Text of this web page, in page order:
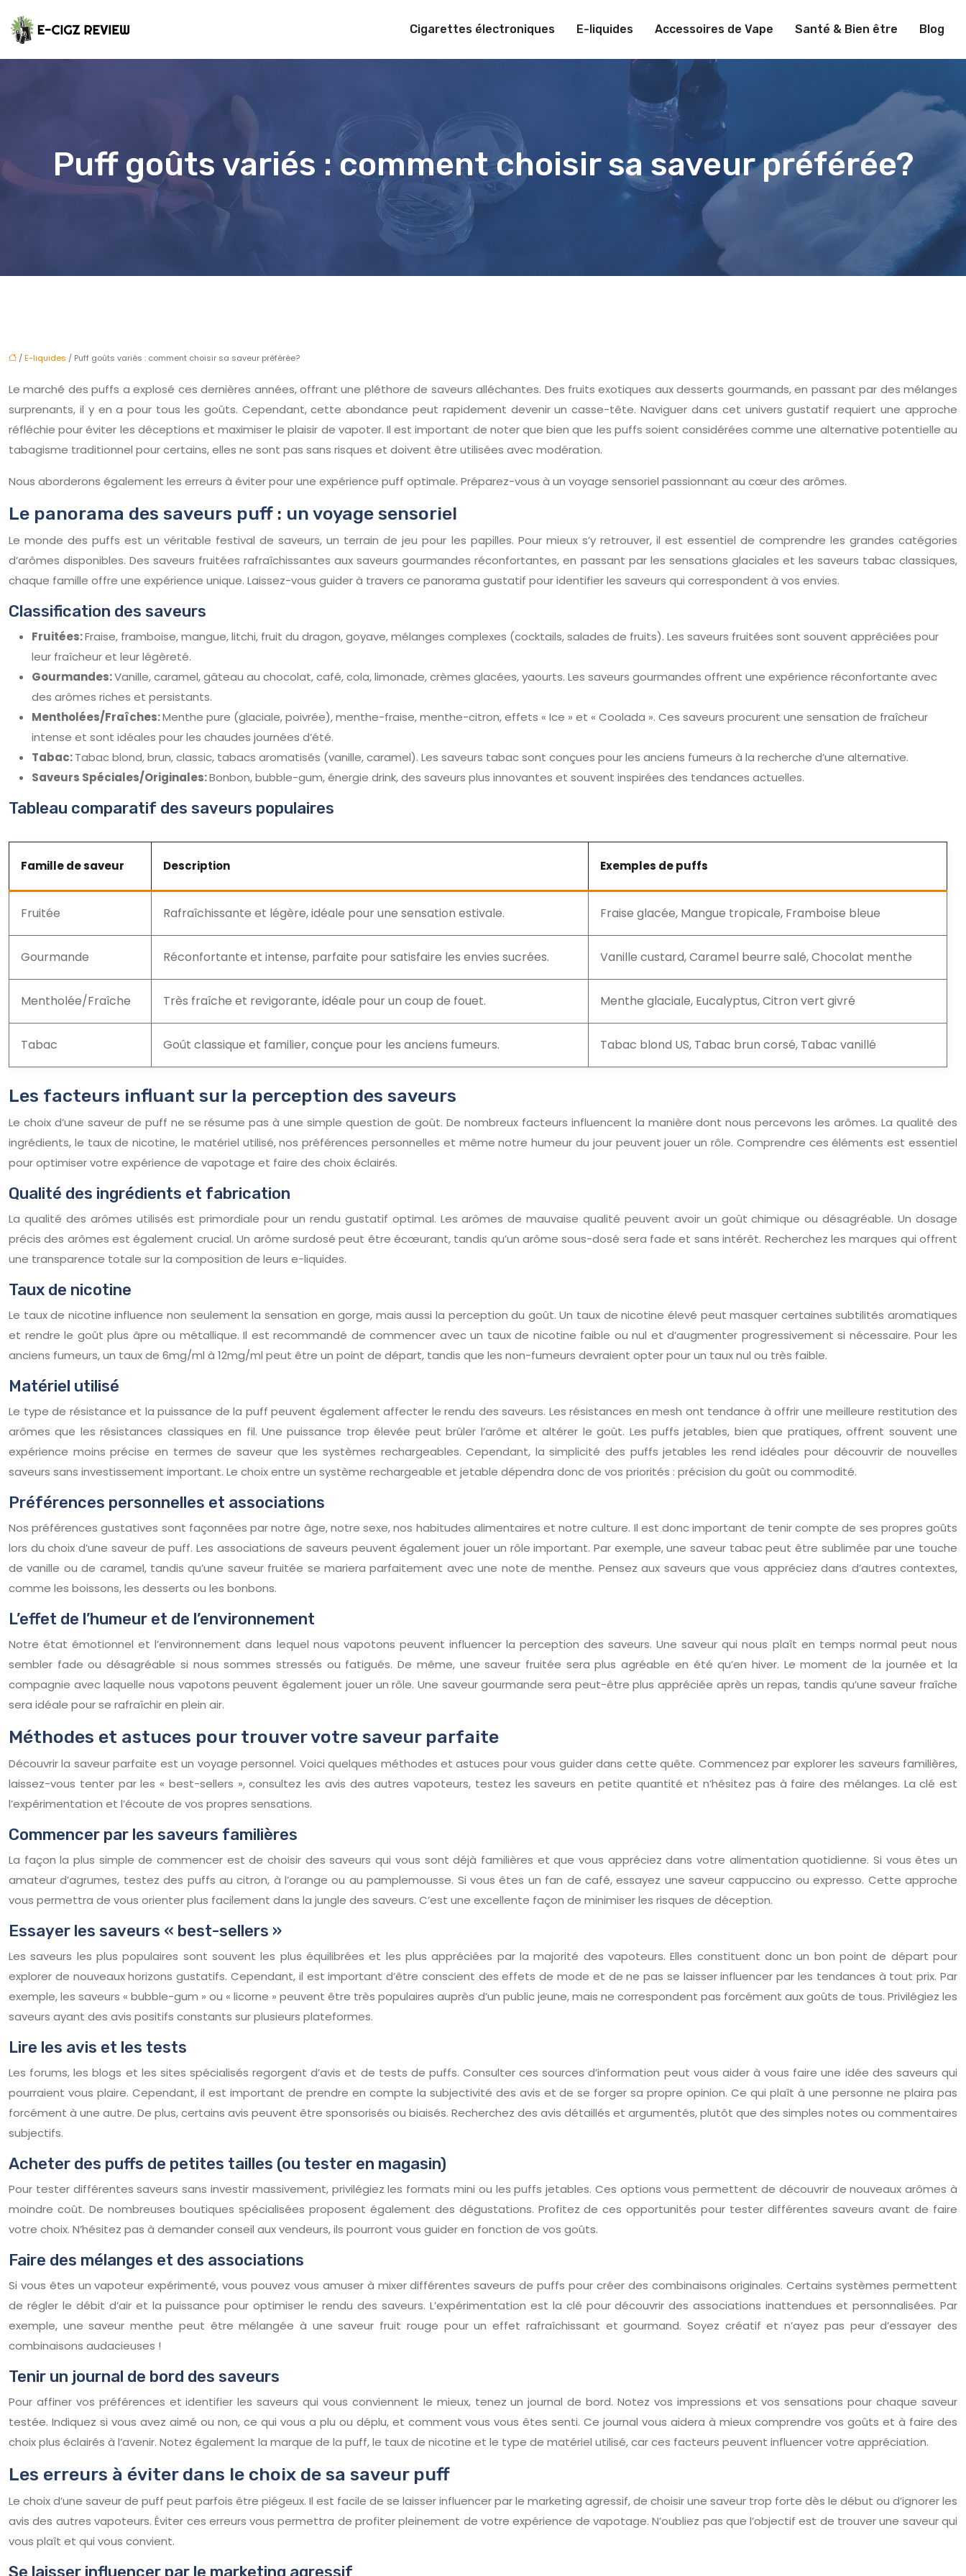
Cigarettes électroniques E-liquides Accessoires de Vape Santé & Bien être Blog
Puff goûts variés : comment choisir sa saveur préférée?
/E-liquides / Puff goûts variés : comment choisir sa saveur préférée?
Le marché des puffs a explosé ces dernières années, offrant une pléthore de saveurs alléchantes. Des fruits exotiques aux desserts gourmands, en passant par des mélanges
surprenants, il y en a pour tous les goûts. Cependant, cette abondance peut rapidement devenir un casse-tête. Naviguer dans cet univers gustatif requiert une approche
réfléchie pour éviter les déceptions et maximiser le plaisir de vapoter. Il est important de noter que bien que les puffs soient considérées comme une alternative potentielle au
tabagisme traditionnel pour certains, elles ne sont pas sans risques et doivent être utilisées avec modération.
Nous aborderons également les erreurs à éviter pour une expérience puff optimale. Préparez-vous à un voyage sensoriel passionnant au cœur des arômes.
Le panorama des saveurs puff : un voyage sensoriel
Le monde des puffs est un véritable festival de saveurs, un terrain de jeu pour les papilles. Pour mieux s’y retrouver, il est essentiel de comprendre les grandes catégories
d’arômes disponibles. Des saveurs fruitées rafraîchissantes aux saveurs gourmandes réconfortantes, en passant par les sensations glaciales et les saveurs tabac classiques,
chaque famille offre une expérience unique. Laissez-vous guider à travers ce panorama gustatif pour identifier les saveurs qui correspondent à vos envies.
Classification des saveurs
Fruitées:Fraise, framboise, mangue, litchi, fruit du dragon, goyave, mélanges complexes (cocktails, salades de fruits). Les saveurs fruitées sont souvent appréciées pour
leur fraîcheur et leur légèreté.
Gourmandes:Vanille, caramel, gâteau au chocolat, café, cola, limonade, crèmes glacées, yaourts. Les saveurs gourmandes offrent une expérience réconfortante avec
des arômes riches et persistants.
Mentholées/Fraîches:Menthe pure (glaciale, poivrée), menthe-fraise, menthe-citron, effets « Ice » et « Coolada ». Ces saveurs procurent une sensation de fraîcheur
intense et sont idéales pour les chaudes journées d’été.
Tabac:Tabac blond, brun, classic, tabacs aromatisés (vanille, caramel). Les saveurs tabac sont conçues pour les anciens fumeurs à la recherche d’une alternative.
Saveurs Spéciales/Originales:Bonbon, bubble-gum, énergie drink, des saveurs plus innovantes et souvent inspirées des tendances actuelles.
Tableau comparatif des saveurs populaires
Famille de saveur Description Exemples de puffs
Fruitée Rafraîchissante et légère, idéale pour une sensation estivale. Fraise glacée, Mangue tropicale, Framboise bleue
Gourmande Réconfortante et intense, parfaite pour satisfaire les envies sucrées. Vanille custard, Caramel beurre salé, Chocolat menthe
Mentholée/Fraîche Très fraîche et revigorante, idéale pour un coup de fouet. Menthe glaciale, Eucalyptus, Citron vert givré
Tabac Goût classique et familier, conçue pour les anciens fumeurs. Tabac blond US, Tabac brun corsé, Tabac vanillé
Les facteurs influant sur la perception des saveurs
Le choix d’une saveur de puff ne se résume pas à une simple question de goût. De nombreux facteurs influencent la manière dont nous percevons les arômes. La qualité des
ingrédients, le taux de nicotine, le matériel utilisé, nos préférences personnelles et même notre humeur du jour peuvent jouer un rôle. Comprendre ces éléments est essentiel
pour optimiser votre expérience de vapotage et faire des choix éclairés.
Qualité des ingrédients et fabrication
La qualité des arômes utilisés est primordiale pour un rendu gustatif optimal. Les arômes de mauvaise qualité peuvent avoir un goût chimique ou désagréable. Un dosage
précis des arômes est également crucial. Un arôme surdosé peut être écœurant, tandis qu’un arôme sous-dosé sera fade et sans intérêt. Recherchez les marques qui offrent
une transparence totale sur la composition de leurs e-liquides.
Taux de nicotine
Le taux de nicotine influence non seulement la sensation en gorge, mais aussi la perception du goût. Un taux de nicotine élevé peut masquer certaines subtilités aromatiques
et rendre le goût plus âpre ou métallique. Il est recommandé de commencer avec un taux de nicotine faible ou nul et d’augmenter progressivement si nécessaire. Pour les
anciens fumeurs, un taux de 6mg/ml à 12mg/ml peut être un point de départ, tandis que les non-fumeurs devraient opter pour un taux nul ou très faible.
Matériel utilisé
Le type de résistance et la puissance de la puff peuvent également affecter le rendu des saveurs. Les résistances en mesh ont tendance à offrir une meilleure restitution des
arômes que les résistances classiques en fil. Une puissance trop élevée peut brûler l’arôme et altérer le goût. Les puffs jetables, bien que pratiques, offrent souvent une
expérience moins précise en termes de saveur que les systèmes rechargeables. Cependant, la simplicité des puffs jetables les rend idéales pour découvrir de nouvelles
saveurs sans investissement important. Le choix entre un système rechargeable et jetable dépendra donc de vos priorités : précision du goût ou commodité.
Préférences personnelles et associations
Nos préférences gustatives sont façonnées par notre âge, notre sexe, nos habitudes alimentaires et notre culture. Il est donc important de tenir compte de ses propres goûts
lors du choix d’une saveur de puff. Les associations de saveurs peuvent également jouer un rôle important. Par exemple, une saveur tabac peut être sublimée par une touche
de vanille ou de caramel, tandis qu’une saveur fruitée se mariera parfaitement avec une note de menthe. Pensez aux saveurs que vous appréciez dans d’autres contextes,
comme les boissons, les desserts ou les bonbons.
L’effet de l’humeur et de l’environnement
Notre état émotionnel et l’environnement dans lequel nous vapotons peuvent influencer la perception des saveurs. Une saveur qui nous plaît en temps normal peut nous
sembler fade ou désagréable si nous sommes stressés ou fatigués. De même, une saveur fruitée sera plus agréable en été qu’en hiver. Le moment de la journée et la
compagnie avec laquelle nous vapotons peuvent également jouer un rôle. Une saveur gourmande sera peut-être plus appréciée après un repas, tandis qu’une saveur fraîche
sera idéale pour se rafraîchir en plein air.
Méthodes et astuces pour trouver votre saveur parfaite
Découvrir la saveur parfaite est un voyage personnel. Voici quelques méthodes et astuces pour vous guider dans cette quête. Commencez par explorer les saveurs familières,
laissez-vous tenter par les « best-sellers », consultez les avis des autres vapoteurs, testez les saveurs en petite quantité et n’hésitez pas à faire des mélanges. La clé est
l’expérimentation et l’écoute de vos propres sensations.
Commencer par les saveurs familières
La façon la plus simple de commencer est de choisir des saveurs qui vous sont déjà familières et que vous appréciez dans votre alimentation quotidienne. Si vous êtes un
amateur d’agrumes, testez des puffs au citron, à l’orange ou au pamplemousse. Si vous êtes un fan de café, essayez une saveur cappuccino ou expresso. Cette approche
vous permettra de vous orienter plus facilement dans la jungle des saveurs. C’est une excellente façon de minimiser les risques de déception.
Essayer les saveurs « best-sellers »
Les saveurs les plus populaires sont souvent les plus équilibrées et les plus appréciées par la majorité des vapoteurs. Elles constituent donc un bon point de départ pour
explorer de nouveaux horizons gustatifs. Cependant, il est important d’être conscient des effets de mode et de ne pas se laisser influencer par les tendances à tout prix. Par
exemple, les saveurs « bubble-gum » ou « licorne » peuvent être très populaires auprès d’un public jeune, mais ne correspondent pas forcément aux goûts de tous. Privilégiez les
saveurs ayant des avis positifs constants sur plusieurs plateformes.
Lire les avis et les tests
Les forums, les blogs et les sites spécialisés regorgent d’avis et de tests de puffs. Consulter ces sources d’information peut vous aider à vous faire une idée des saveurs qui
pourraient vous plaire. Cependant, il est important de prendre en compte la subjectivité des avis et de se forger sa propre opinion. Ce qui plaît à une personne ne plaira pas
forcément à une autre. De plus, certains avis peuvent être sponsorisés ou biaisés. Recherchez des avis détaillés et argumentés, plutôt que des simples notes ou commentaires
subjectifs.
Acheter des puffs de petites tailles (ou tester en magasin)
Pour tester différentes saveurs sans investir massivement, privilégiez les formats mini ou les puffs jetables. Ces options vous permettent de découvrir de nouveaux arômes à
moindre coût. De nombreuses boutiques spécialisées proposent également des dégustations. Profitez de ces opportunités pour tester différentes saveurs avant de faire
votre choix. N’hésitez pas à demander conseil aux vendeurs, ils pourront vous guider en fonction de vos goûts.
Faire des mélanges et des associations
Si vous êtes un vapoteur expérimenté, vous pouvez vous amuser à mixer différentes saveurs de puffs pour créer des combinaisons originales. Certains systèmes permettent
de régler le débit d’air et la puissance pour optimiser le rendu des saveurs. L’expérimentation est la clé pour découvrir des associations inattendues et personnalisées. Par
exemple, une saveur menthe peut être mélangée à une saveur fruit rouge pour un effet rafraîchissant et gourmand. Soyez créatif et n’ayez pas peur d’essayer des
combinaisons audacieuses !
Tenir un journal de bord des saveurs
Pour affiner vos préférences et identifier les saveurs qui vous conviennent le mieux, tenez un journal de bord. Notez vos impressions et vos sensations pour chaque saveur
testée. Indiquez si vous avez aimé ou non, ce qui vous a plu ou déplu, et comment vous vous êtes senti. Ce journal vous aidera à mieux comprendre vos goûts et à faire des
choix plus éclairés à l’avenir. Notez également la marque de la puff, le taux de nicotine et le type de matériel utilisé, car ces facteurs peuvent influencer votre appréciation.
Les erreurs à éviter dans le choix de sa saveur puff
Le choix d’une saveur de puff peut parfois être piégeux. Il est facile de se laisser influencer par le marketing agressif, de choisir une saveur trop forte dès le début ou d’ignorer les
avis des autres vapoteurs. Éviter ces erreurs vous permettra de profiter pleinement de votre expérience de vapotage. N’oubliez pas que l’objectif est de trouver une saveur qui
vous plaît et qui vous convient.
Se laisser influencer par le marketing agressif